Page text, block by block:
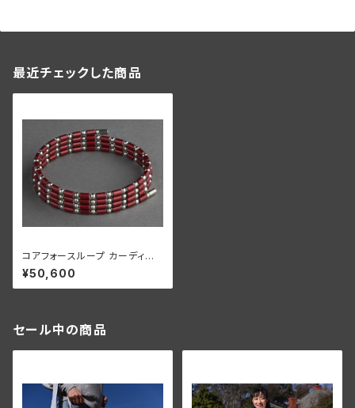
最近チェックした商品
コアフォースループ カーディナ
ルレッド SUS CFL70【正規品】
¥50,600
セール中の商品